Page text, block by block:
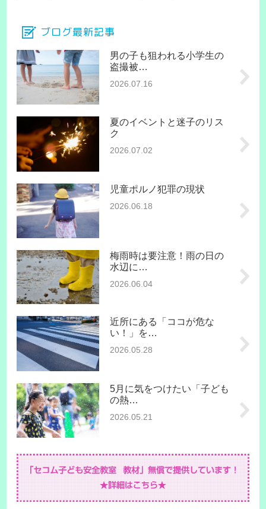
ブログ最新記事
男の子も狙われる小学生の
盗撮被…
2026.07.16
夏のイベントと迷子のリス
ク
2026.07.02
児童ポルノ犯罪の現状
2026.06.18
梅雨時は要注意！雨の日の
水辺に…
2026.06.04
近所にある「ココが危な
い！」を…
2026.05.28
5月に気をつけたい「子ども
の熱…
2026.05.21